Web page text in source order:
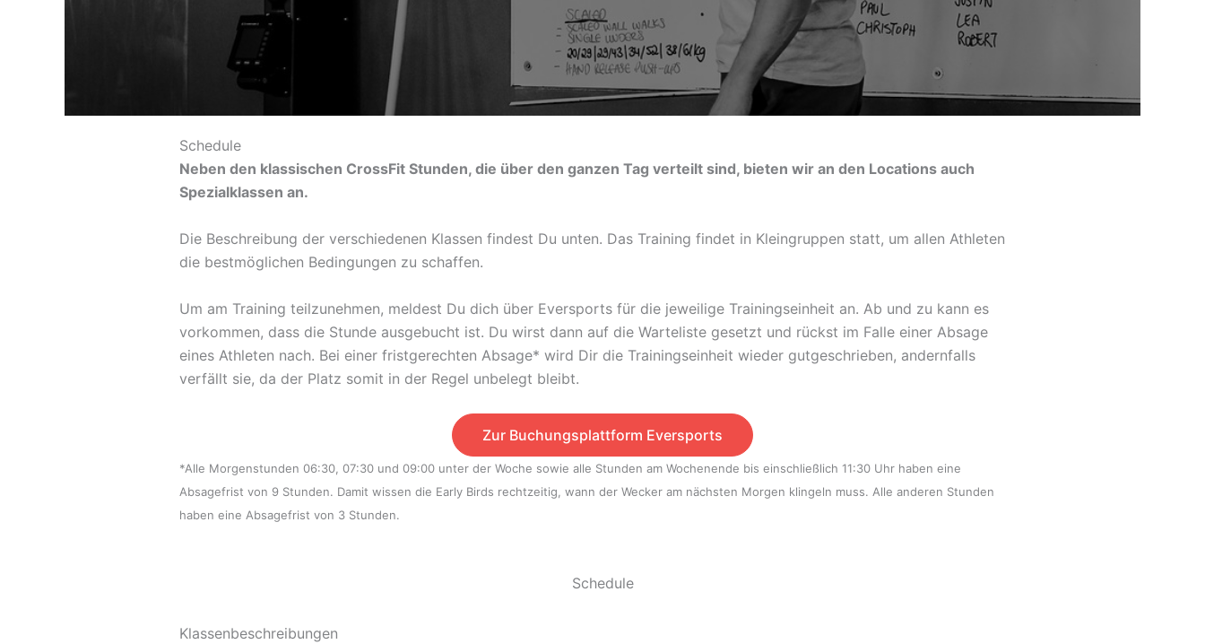
Schedule
Neben den klassischen CrossFit Stunden, die über den ganzen Tag verteilt sind, bieten wir an den Locations auch
Spezialklassen an.
Die Beschreibung der verschiedenen Klassen findest Du unten. Das Training findet in Kleingruppen statt, um allen Athleten
die bestmöglichen Bedingungen zu schaffen.
Um am Training teilzunehmen, meldest Du dich über Eversports für die jeweilige Trainingseinheit an. Ab und zu kann es
vorkommen, dass die Stunde ausgebucht ist. Du wirst dann auf die Warteliste gesetzt und rückst im Falle einer Absage
eines Athleten nach. Bei einer fristgerechten Absage* wird Dir die Trainingseinheit wieder gutgeschrieben, andernfalls
verfällt sie, da der Platz somit in der Regel unbelegt bleibt.
Zur Buchungsplattform Eversports
*Alle Morgenstunden 06:30, 07:30 und 09:00 unter der Woche sowie alle Stunden am Wochenende bis einschließlich 11:30 Uhr haben eine
Absagefrist von 9 Stunden. Damit wissen die Early Birds rechtzeitig, wann der Wecker am nächsten Morgen klingeln muss. Alle anderen Stunden
haben eine Absagefrist von 3 Stunden.
Schedule
Klassenbeschreibungen